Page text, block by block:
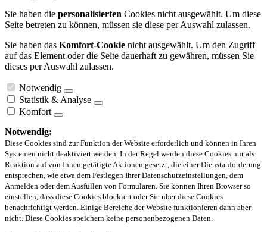
Sie haben die personalisierten Cookies nicht ausgewählt. Um diese
Seite betreten zu können, müssen sie diese per Auswahl zulassen.
Sie haben das Komfort-Cookie nicht ausgewählt. Um den Zugriff
auf das Element oder die Seite dauerhaft zu gewähren, müssen Sie
dieses per Auswahl zulassen.
Notwendig
Statistik & Analyse
Komfort
Notwendig:
Diese Cookies sind zur Funktion der Website erforderlich und können in Ihren
Systemen nicht deaktiviert werden. In der Regel werden diese Cookies nur als
Reaktion auf von Ihnen getätigte Aktionen gesetzt, die einer Dienstanforderung
entsprechen, wie etwa dem Festlegen Ihrer Datenschutzeinstellungen, dem
Anmelden oder dem Ausfüllen von Formularen. Sie können Ihren Browser so
einstellen, dass diese Cookies blockiert oder Sie über diese Cookies
benachrichtigt werden. Einige Bereiche der Website funktionieren dann aber
nicht. Diese Cookies speichern keine personenbezogenen Daten.